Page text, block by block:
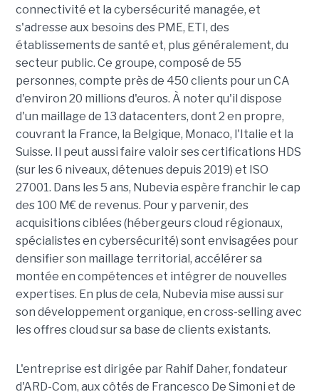
connectivité et la cybersécurité managée, et
s'adresse aux besoins des PME, ETI, des
établissements de santé et, plus généralement, du
secteur public. Ce groupe, composé de 55
personnes, compte près de 450 clients pour un CA
d'environ 20 millions d'euros. À noter qu'il dispose
d'un maillage de 13 datacenters, dont 2 en propre,
couvrant la France, la Belgique, Monaco, l'Italie et la
Suisse. Il peut aussi faire valoir ses certifications HDS
(sur les 6 niveaux, détenues depuis 2019) et ISO
27001. Dans les 5 ans, Nubevia espère franchir le cap
des 100 M€ de revenus. Pour y parvenir, des
acquisitions ciblées (hébergeurs cloud régionaux,
spécialistes en cybersécurité) sont envisagées pour
densifier son maillage territorial, accélérer sa
montée en compétences et intégrer de nouvelles
expertises. En plus de cela, Nubevia mise aussi sur
son développement organique, en cross-selling avec
les offres cloud sur sa base de clients existants.
L'entreprise est dirigée par Rahif Daher, fondateur
d'ARD-Com, aux côtés de Francesco De Simoni et de